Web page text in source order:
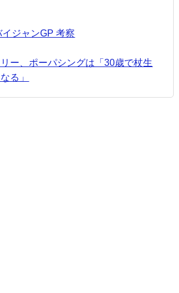
イジャンGP 考察
ー、ポーパシングは「30歳で杖生
る」